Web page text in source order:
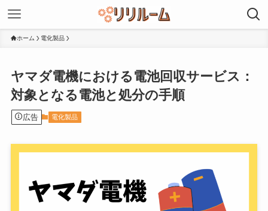
ホーム 電化製品
ヤマダ電機における電池回収サービス：
対象となる電池と処分の手順
広告 電化製品